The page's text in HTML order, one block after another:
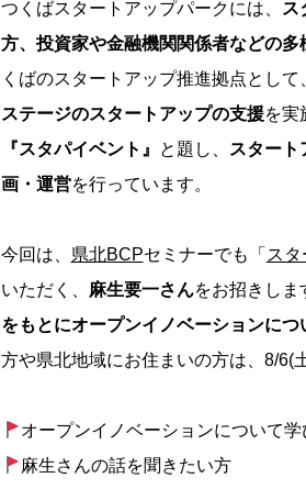
つくばスタートアップパークには、
ス
方、投資家や金融機関関係者などの多
くばのスタートアップ推進拠点として
ステージのスタートアップの支援を実
『スタパイベント』
と題し、
スタート
画・運営を行っています。
今回は、 県北BCPセミナーでも「 ス
いただく、 麻生要一さんをお招きしま
をもとにオープンイノベーションにつ
方や県北地域にお住まいの方は、8/6(
オープンイノベーションについて
麻生さんの話を聞きたい方